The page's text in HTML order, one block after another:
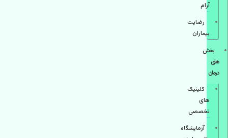
آرام
رضایت
بیماران
بخش
های
درمان
کلینیک
های
تخصصی
آزمایشگاه